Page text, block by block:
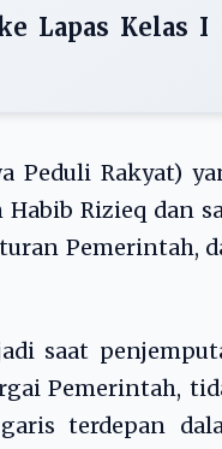
Lapas Kelas I
Peduli Rakyat)
Rizieq dan
Pemerintah,
saat
Pemerintah,
terdepan